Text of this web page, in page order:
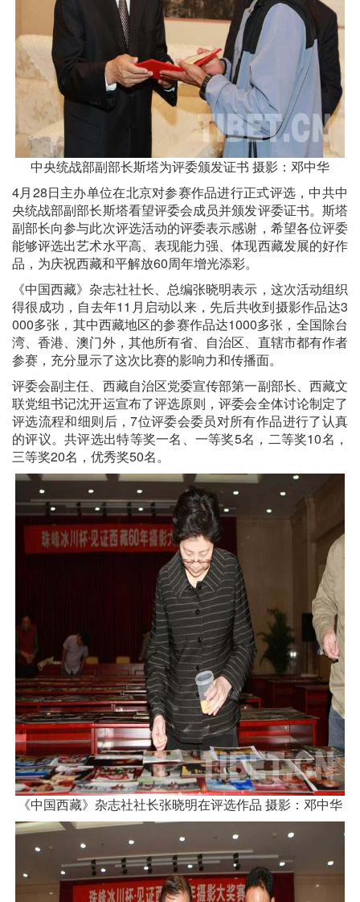
中央统战部副部长斯塔为评委颁发证书 摄影：邓中华
4月28日主办单位在北京对参赛作品进行正式评选，中共中
央统战部副部长斯塔看望评委会成员并颁发评委证书。斯塔
副部长向参与此次评选活动的评委表示感谢，希望各位评委
能够评选出艺术水平高、表现能力强、体现西藏发展的好作
品，为庆祝西藏和平解放60周年增光添彩。
《中国西藏》杂志社社长、总编张晓明表示，这次活动组织
得很成功，自去年11月启动以来，先后共收到摄影作品达3
000多张，其中西藏地区的参赛作品达1000多张，全国除台
湾、香港、澳门外，其他所有省、自治区、直辖市都有作者
参赛，充分显示了这次比赛的影响力和传播面。
评委会副主任、西藏自治区党委宣传部第一副部长、西藏文
联党组书记沈开运宣布了评选原则，评委会全体讨论制定了
评选流程和细则后，7位评委会委员对所有作品进行了认真
的评议。共评选出特等奖一名、一等奖5名，二等奖10名，
三等奖20名，优秀奖50名。
《中国西藏》杂志社社长张晓明在评选作品 摄影：邓中华